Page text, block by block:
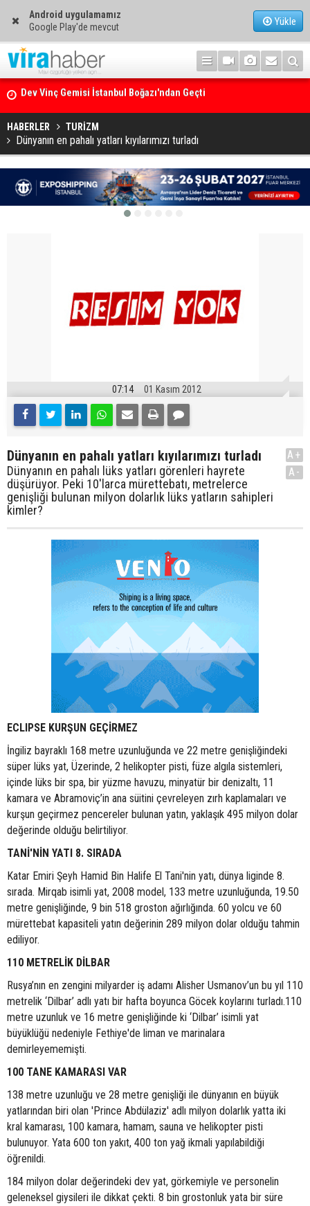
Android uygulamamız
Google Play'de mevcut
Yükle
Ege Denizi’nin En Büyük Mercan Ormanı
HABERLER TURİZM
Dünyanın en pahalı yatları kıyılarımızı turladı
07:14 01 Kasım 2012
Dünyanın en pahalı yatları kıyılarımızı turladı
Dünyanın en pahalı lüks yatları görenleri hayrete
düşürüyor. Peki 10'larca mürettebatı, metrelerce
genişliği bulunan milyon dolarlık lüks yatların sahipleri
kimler?
A+
A-
ECLIPSE KURŞUN GEÇİRMEZ
İngiliz bayraklı 168 metre uzunluğunda ve 22 metre genişliğindeki
süper lüks yat, Üzerinde, 2 helikopter pisti, füze algıla sistemleri,
içinde lüks bir spa, bir yüzme havuzu, minyatür bir denizaltı, 11
kamara ve Abramoviç’in ana süitini çevreleyen zırh kaplamaları ve
kurşun geçirmez pencereler bulunan yatın, yaklaşık 495 milyon dolar
değerinde olduğu belirtiliyor.
TANİ'NİN YATI 8. SIRADA
Katar Emiri Şeyh Hamid Bin Halife El Tani'nin yatı, dünya liginde 8.
sırada. Mirqab isimli yat, 2008 model, 133 metre uzunluğunda, 19.50
metre genişliğinde, 9 bin 518 groston ağırlığında. 60 yolcu ve 60
mürettebat kapasiteli yatın değerinin 289 milyon dolar olduğu tahmin
ediliyor.
110 METRELİK DİLBAR
Rusya’nın en zengini milyarder iş adamı Alisher Usmanov’un bu yıl 110
metrelik ‘Dilbar’ adlı yatı bir hafta boyunca Göcek koylarını turladı.110
metre uzunluk ve 16 metre genişliğinde ki ‘Dilbar’ isimli yat
büyüklüğü nedeniyle Fethiye'de liman ve marinalara
demirleyememişti.
100 TANE KAMARASI VAR
138 metre uzunluğu ve 28 metre genişliği ile dünyanın en büyük
yatlarından biri olan 'Prince Abdülaziz' adlı milyon dolarlık yatta iki
kral kamarası, 100 kamara, hamam, sauna ve helikopter pisti
bulunuyor. Yata 600 ton yakıt, 400 ton yağ ikmali yapılabildiği
öğrenildi.
184 milyon dolar değerindeki dev yat, görkemiyle ve personelin
geleneksel giysileri ile dikkat çekti. 8 bin grostonluk yata bir süre